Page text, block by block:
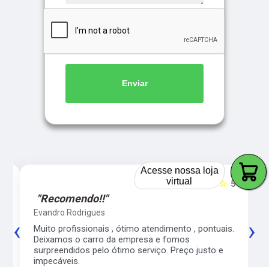
Enviar
5
☆☆☆☆☆
"Recomendo!!"
Evandro Rodrigues
Muito profissionais , ótimo atendimento , pontuais.
Deixamos o carro da empresa e fomos
surpreendidos pelo ótimo serviço. Preço justo e
impecáveis.
‹ ›
Acesse nossa loja
virtual